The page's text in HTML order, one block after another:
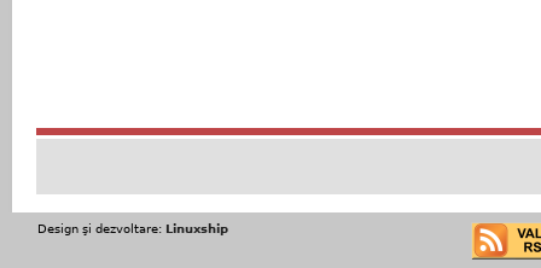
Design şi dezvoltare: Linuxship